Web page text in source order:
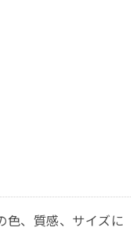
色、質感、サイズに